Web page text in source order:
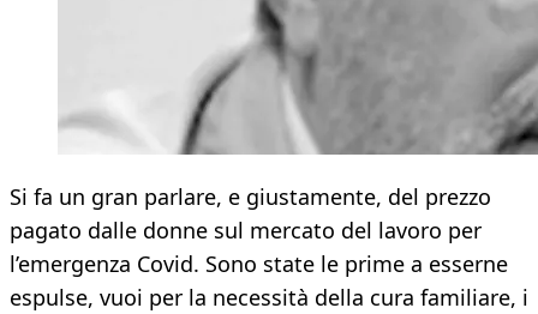
Si fa un gran parlare, e giustamente, del prezzo
pagato dalle donne sul mercato del lavoro per
l’emergenza Covid. Sono state le prime a esserne
espulse, vuoi per la necessità della cura familiare, i